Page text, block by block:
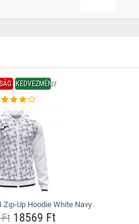
KEDVEZMÉNY
Zip-Up Hoodie White Navy
18569 Ft